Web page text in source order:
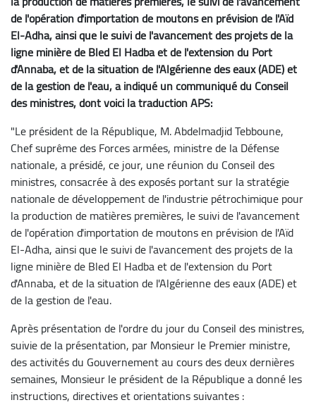
de l'opération d'importation de moutons en prévision de l'Aïd
El-Adha, ainsi que le suivi de l'avancement des projets de la
ligne minière de Bled El Hadba et de l'extension du Port
d'Annaba, et de la situation de l'Algérienne des eaux (ADE) et
de la gestion de l'eau, a indiqué un communiqué du Conseil
des ministres, dont voici la traduction APS:
"Le président de la République, M. Abdelmadjid Tebboune,
Chef suprême des Forces armées, ministre de la Défense
nationale, a présidé, ce jour, une réunion du Conseil des
ministres, consacrée à des exposés portant sur la stratégie
nationale de développement de l'industrie pétrochimique pour
la production de matières premières, le suivi de l'avancement
de l'opération d'importation de moutons en prévision de l'Aïd
El-Adha, ainsi que le suivi de l'avancement des projets de la
ligne minière de Bled El Hadba et de l'extension du Port
d'Annaba, et de la situation de l'Algérienne des eaux (ADE) et
de la gestion de l'eau.
Après présentation de l'ordre du jour du Conseil des ministres,
suivie de la présentation, par Monsieur le Premier ministre,
des activités du Gouvernement au cours des deux dernières
semaines, Monsieur le président de la République a donné les
instructions, directives et orientations suivantes :